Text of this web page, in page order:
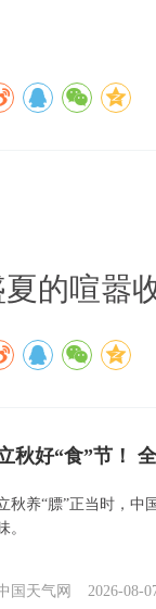
的喧嚣
秋好“食”节！
秋养“膘”正当时，中
。
国天气网 2026-08-